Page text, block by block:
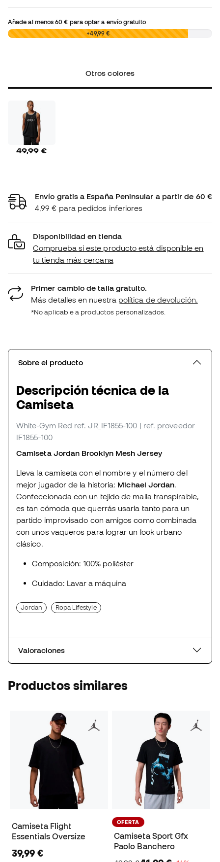
Añade al menos60 € para optar a envío gratuito
0,00 € +49,99 €
Otros colores
49,99 €
Envío gratis a España Peninsular a partir de 60 €
4,99 € para pedidos inferiores
Disponibilidad en tienda
Comprueba si este producto está disponible en
tu tienda más cercana
Primer cambio de talla gratuito.
Más detalles en nuestra política de devolución.
*No aplicable a productos personalizados.
Sobre el producto
Descripción técnica de la
Camiseta
White-Gym Red ref. JR_IF1855-100 | ref. proveedor
IF1855-100
Camiseta Jordan Brooklyn Mesh Jersey
Lleva la camiseta con el nombre y el número del
mejor jugador de la historia: Michael Jordan
Confeccionada con un tejido de malla transpirable,
es tan cómoda que querrás usarla tanto para un
partido improvisado con amigos como combinada
con unos vaqueros para lograr un look urbano
clásico.
Composición: 100% poliéster
Cuidado: Lavar a máquina
Jordan Ropa Lifestyle
Valoraciones
Productos similares
Camiseta Flight
Essentials Oversize
39,99 €
OFERTA
Camiseta Sport Gfx
Paolo Banchero